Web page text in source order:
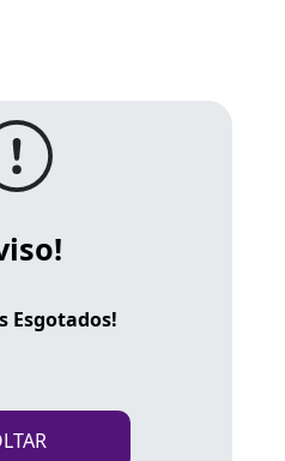
Esgotados!